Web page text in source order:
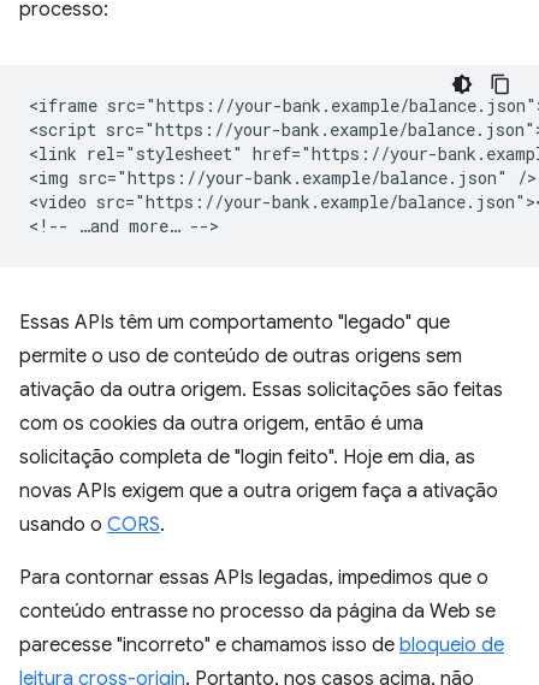
processo:
<iframe src="https://your-bank.example/
<script src="https://your-bank.example/
<link rel="stylesheet" href="https://your-
<img src="https://your-bank.example/balance.json" />
<video src="https://your-bank.example/
Essas APIs têm um comportamento "legado" que
permite o uso de conteúdo de outras origens sem
ativação da outra origem. Essas solicitações são feitas
com os cookies da outra origem, então é uma
solicitação completa de "login feito". Hoje em dia, as
novas APIs exigem que a outra origem faça a ativação
usando o CORS.
Para contornar essas APIs legadas, impedimos que o
conteúdo entrasse no processo da página da Web se
parecesse "incorreto" e chamamos isso de bloqueio de
leitura cross-origin. Portanto, nos casos acima, não